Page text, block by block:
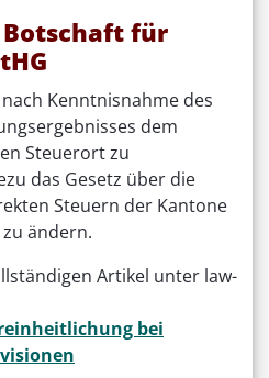
für
Kenntnisnahme des
dem
Steuerort zu
das Gesetz über die
Steuern der Kantone
ändern.
Artikel unter law-
bei